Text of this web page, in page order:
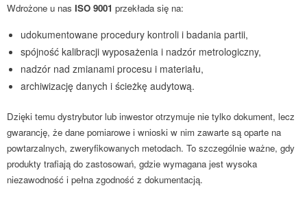
Wdrożone u nas ISO 9001 przekłada się na:
udokumentowane procedury kontroli i badania partii,
spójność kalibracji wyposażenia i nadzór metrologiczny,
nadzór nad zmianami procesu i materiału,
archiwizację danych i ścieżkę audytową.
Dzięki temu dystrybutor lub inwestor otrzymuje nie tylko dokument, lecz
gwarancję, że dane pomiarowe i wnioski w nim zawarte są oparte na
powtarzalnych, zweryfikowanych metodach. To szczególnie ważne, gdy
produkty trafiają do zastosowań, gdzie wymagana jest wysoka
niezawodność i pełna zgodność z dokumentacją.